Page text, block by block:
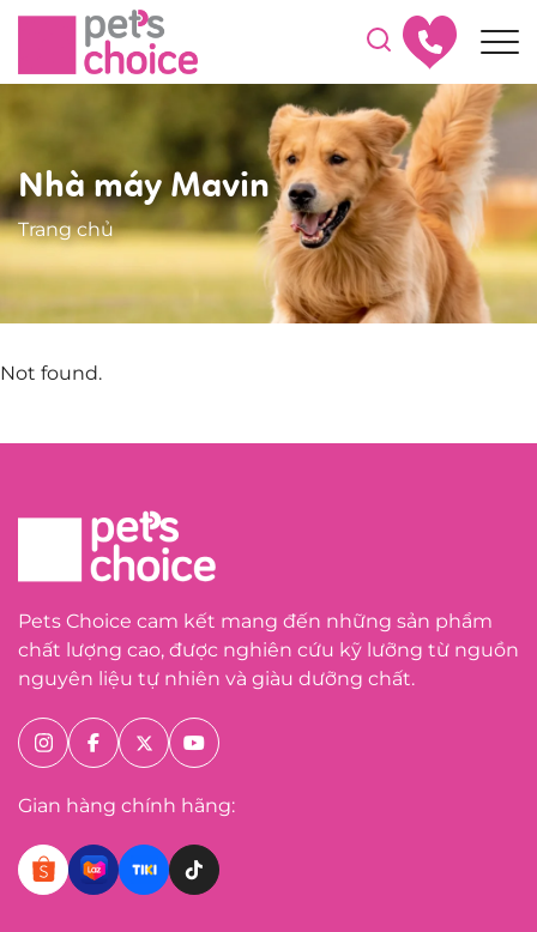
Nhà máy Mavin
Trang chủ
Not found.
Pets Choice cam kết mang đến những sản phẩm
chất lượng cao, được nghiên cứu kỹ lưỡng từ nguồn
nguyên liệu tự nhiên và giàu dưỡng chất.
Gian hàng chính hãng: